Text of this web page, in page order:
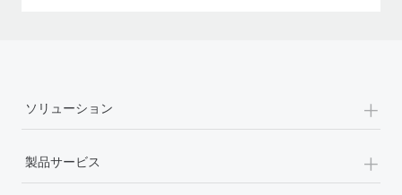
ソリューション +
製品サービス +